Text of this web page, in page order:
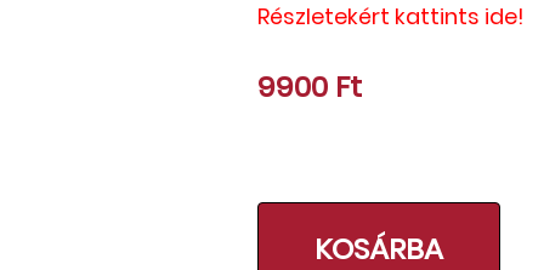
Részletekért kattints ide!
9900 Ft
KOSÁRBA
Cégünkről, elérhetőségek